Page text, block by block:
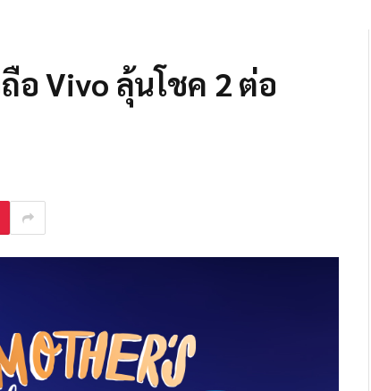
อ Vivo ลุ้นโชค 2 ต่อ